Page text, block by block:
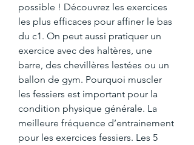
possible ! Découvrez les exercices
les plus efficaces pour affiner le bas
du c1. On peut aussi pratiquer un
exercice avec des haltères, une
barre, des chevillères lestées ou un
ballon de gym. Pourquoi muscler
les fessiers est important pour la
condition physique générale. La
meilleure fréquence d’entrainement
pour les exercices fessiers. Les 5